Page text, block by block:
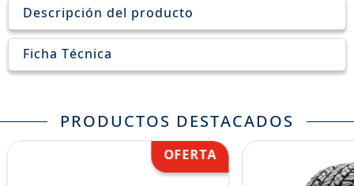
Descripción del producto
Ficha Técnica
PRODUCTOS DESTACADOS